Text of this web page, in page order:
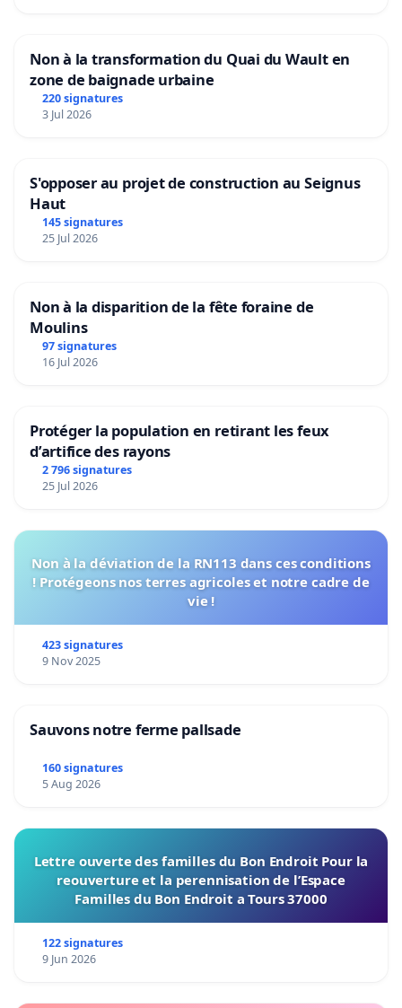
Non à la transformation du Quai du Wault en
zone de baignade urbaine
220 signatures
3 Jul 2026
S'opposer au projet de construction au Seignus
Haut
145 signatures
25 Jul 2026
Non à la disparition de la fête foraine de
Moulins
97 signatures
16 Jul 2026
Protéger la population en retirant les feux
d’artifice des rayons
2 796 signatures
25 Jul 2026
Non à la déviation de la RN113 dans ces conditions
! Protégeons nos terres agricoles et notre cadre de
vie !
423 signatures
9 Nov 2025
Sauvons notre ferme pallsade
160 signatures
5 Aug 2026
Lettre ouverte des familles du Bon Endroit Pour la
reouverture et la perennisation de l’Espace
Familles du Bon Endroit a Tours 37000
122 signatures
9 Jun 2026